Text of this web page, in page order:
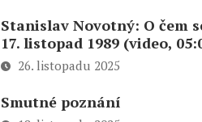
Stanislav Novotný: O čem
17. listopad 1989 (video,
26. listopadu 2025
Smutné poznání